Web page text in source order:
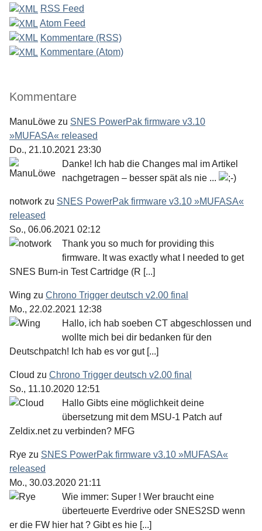
RSS Feed
Atom Feed
Kommentare (RSS)
Kommentare (Atom)
Kommentare
ManuLöwe zu SNES PowerPak firmware v3.10
»MUFASA« released
Do., 21.10.2021 23:30
Danke! Ich hab die Changes mal im Artikel
nachgetragen – besser spät als nie ...
notwork zu SNES PowerPak firmware v3.10 »MUFASA«
released
So., 06.06.2021 02:12
Thank you so much for providing this
firmware. It was exactly what I needed to get
SNES Burn-in Test Cartridge (R [...]
Wing zu Chrono Trigger deutsch v2.00 final
Mo., 22.02.2021 12:38
Hallo, ich hab soeben CT abgeschlossen und
wollte mich bei dir bedanken für den
Deutschpatch! Ich hab es vor gut [...]
Cloud zu Chrono Trigger deutsch v2.00 final
So., 11.10.2020 12:51
Hallo Gibts eine möglichkeit deine
übersetzung mit dem MSU-1 Patch auf
Zeldix.net zu verbinden? MFG
Rye zu SNES PowerPak firmware v3.10 »MUFASA«
released
Mo., 30.03.2020 21:11
Wie immer: Super ! Wer braucht eine
überteuerte Everdrive oder SNES2SD wenn
er die FW hier hat ? Gibt es hie [...]